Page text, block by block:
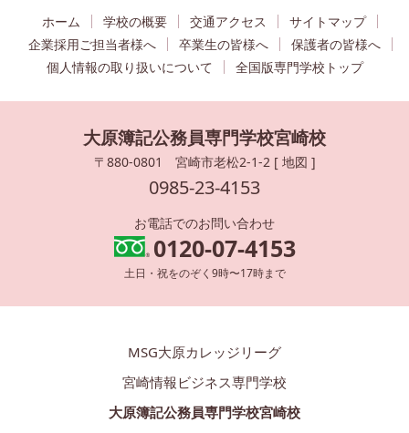
ホーム 学校の概要 交通アクセス
サイトマップ
企業採用ご担当者様へ
卒業生の皆様へ
保護者の皆様へ
個人情報の取り扱いについて
全国版専門学校トップ
大原簿記公務員専門学校宮崎校
〒880-0801 宮崎市老松2-1-2 [ 地図 ]
0985-23-4153
お電話でのお問い合わせ
0120-07-4153
土日・祝をのぞく9時〜17時まで
MSG大原カレッジリーグ
宮崎情報ビジネス専門学校
大原簿記公務員専門学校宮崎校